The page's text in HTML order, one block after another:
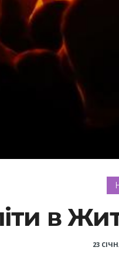
в
23